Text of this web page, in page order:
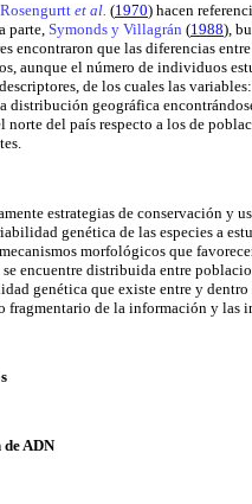
Rosengurtt et al. (1970) hacen
parte, Symonds y Villagrán (1988),
encontraron que las diferencias
aunque el número de individuos
de los cuales las
distribución geográfica
norte del país respecto a los de
estrategias de conservación
genética de las especies a
morfológicos que
encuentre distribuida entre
genética que existe entre y dentro
fragmentario de la información y las
ADN